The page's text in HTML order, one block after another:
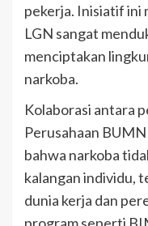
pekerja. Inisiatif ini
LGN sangat
menciptakan
narkoba.
Kolaborasi antara
Perusahaan
bahwa narkoba
kalangan individu,
dunia kerja dan